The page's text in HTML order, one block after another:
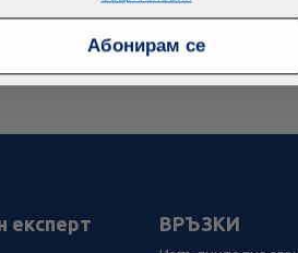
експерт ВРЪЗКИ
Абонирам се